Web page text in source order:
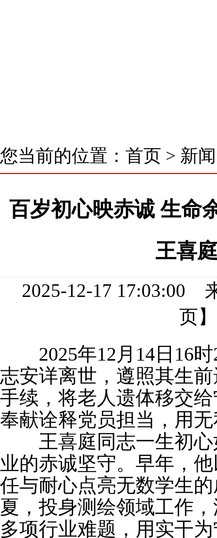
您当前的位置： 首页 > 新
百岁初心映赤诚 生命
王喜
2025-12-17 17:03:00
页
2025年12月14日16
志安详离世，遵照其生
手续，将老人遗体移交
奉献诠释党员担当，用
王喜庭 同志一生初
业的赤诚坚守。早年，
任与耐心点亮无数学生
夏，投身测绘领域工作
多项行业难题，用实干